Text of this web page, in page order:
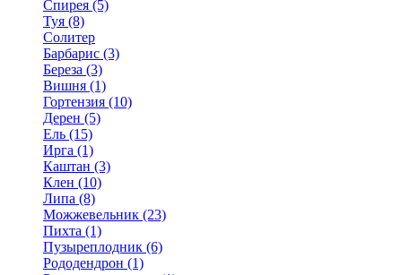
Спирея (5)
Туя (8)
Солитер
Барбарис (3)
Береза (3)
Вишня (1)
Гортензия (10)
Дерен (5)
Ель (15)
Ирга (1)
Каштан (3)
Клен (10)
Липа (8)
Можжевельник (23)
Пихта (1)
Пузыреплодник (6)
Рододендрон (1)